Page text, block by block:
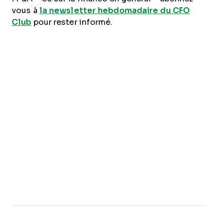
vous à la newsletter hebdomadaire du CFO
Club pour rester informé.